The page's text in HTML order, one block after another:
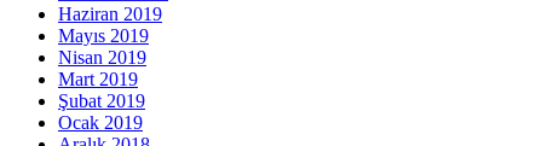
Haziran 2019
Mayıs 2019
Nisan 2019
Mart 2019
Şubat 2019
Ocak 2019